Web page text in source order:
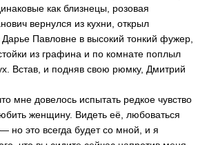
как близнецы, розовая
вернулся из кухни, открыл
Павловне в высокий тонкий фужер,
из графина и по комнате поплыл
Встав, и подняв свою рюмку, Дмитрий
мне довелось испытать редкое чувство
женщину. Видеть её, любоваться
но это всегда будет со мной, и я